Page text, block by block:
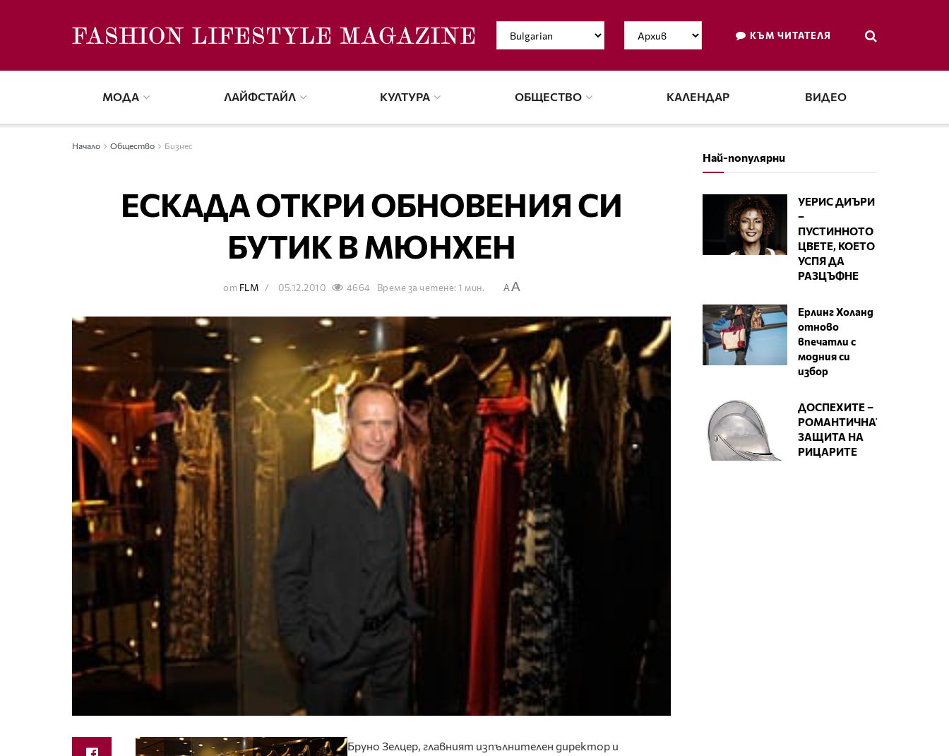
КЪМ ЧИТАТЕЛЯ
МОДА ЛАЙФСТАЙЛ КУЛТУРА ОБЩЕСТВО КАЛЕНДАР ВИДЕО
Начало Общество Бизнес
ЕСКАДА ОТКРИ ОБНОВЕНИЯ СИ
БУТИК В МЮНХЕН
от FLM 05.12.2010 4664 Време за четене: 1 мин. AA
Бруно Зелцер, главният изпълнителен директор и
Най-популярни
УЕРИС ДИЪРИ
–
ПУСТИННОТО
ЦВЕТЕ, КОЕТО
УСПЯ ДА
РАЗЦЪФНЕ
Ерлинг Холанд
отново
впечатли с
модния си
избор
ДОСПЕХИТЕ –
РОМАНТИЧНАТА
ЗАЩИТА НА
РИЦАРИТЕ